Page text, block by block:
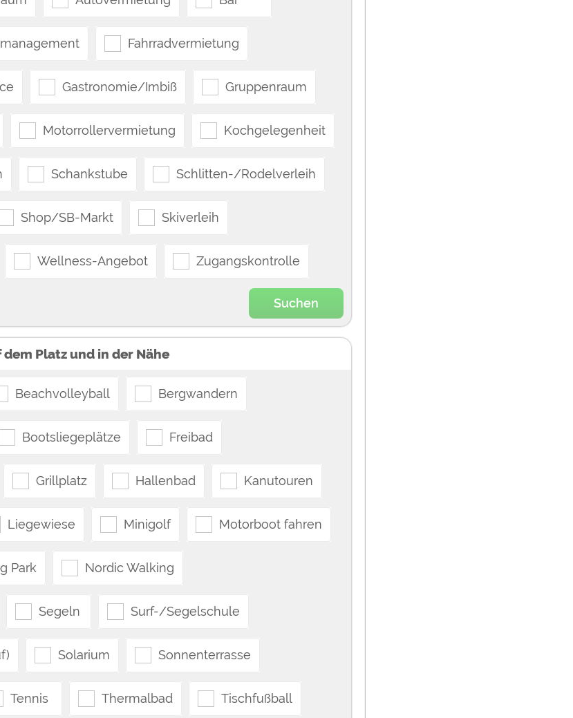
Fahrradvermietung
Gastronomie/Imbiß Gruppenraum
Motorrollervermietung Kochgelegenheit
Schankstube Schlitten-/Rodelverleih
Shop/SB-Markt Skiverleih
Wellness-Angebot Zugangskontrolle
Suchen
Platz und in der Nähe
Beachvolleyball Bergwandern
Bootsliegeplätze Freibad
Grillplatz Hallenbad Kanutouren
Liegewiese Minigolf Motorboot fahren
Park Nordic Walking
Segeln Surf-/Segelschule
Solarium Sonnenterrasse
Tennis Thermalbad Tischfußball